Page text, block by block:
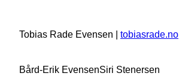
Tobias Rade Evensen | tobiasrade.no
Bård-Erik EvensenSiri Stenersen